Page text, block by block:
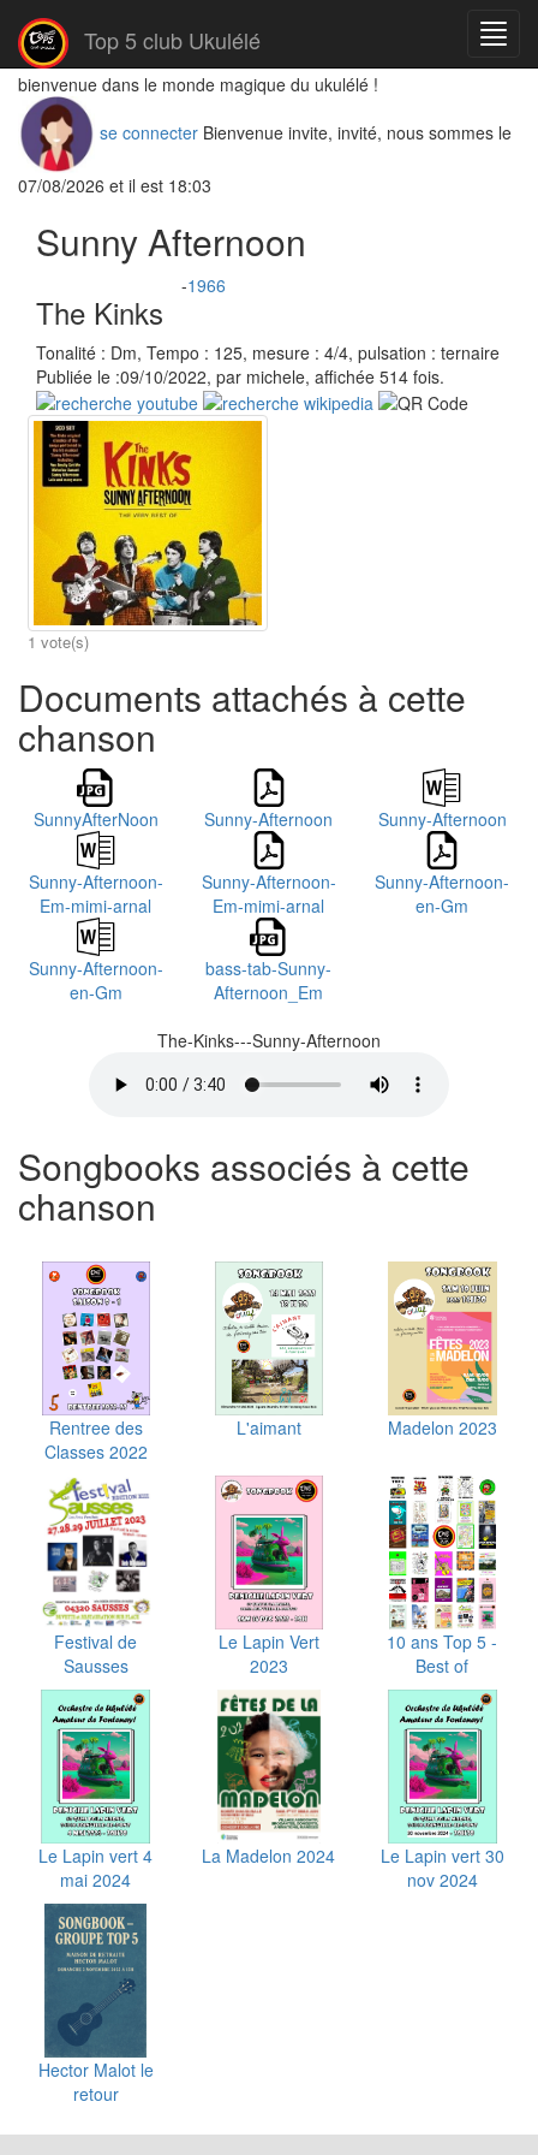
Menu
Top 5 club Ukulélé
bienvenue dans le monde magique du ukulélé !
se connecter Bienvenue invite, invité, nous sommes le
07/08/2026 et il est 18:03
Sunny Afternoon
The Kinks
-1966
Tonalité : Dm, Tempo : 125, mesure : 4/4, pulsation : ternaire
Publiée le :09/10/2022, par michele, affichée 514 fois.
1 vote(s)
Documents attachés à cette
chanson
SunnyAfterNoon Sunny-Afternoon Sunny-Afternoon
Sunny-Afternoon-
Em-mimi-arnal
Sunny-Afternoon-
Em-mimi-arnal
Sunny-Afternoon-
en-Gm
Sunny-Afternoon-
en-Gm
bass-tab-Sunny-
Afternoon_Em
The-Kinks---Sunny-Afternoon
Songbooks associés à cette
chanson
Rentree des
Classes 2022
L'aimant Madelon 2023
Festival de
Sausses
Le Lapin Vert
2023
10 ans Top 5 -
Best of
Le Lapin vert 4
mai 2024
La Madelon 2024
Le Lapin vert 30
nov 2024
Hector Malot le
retour